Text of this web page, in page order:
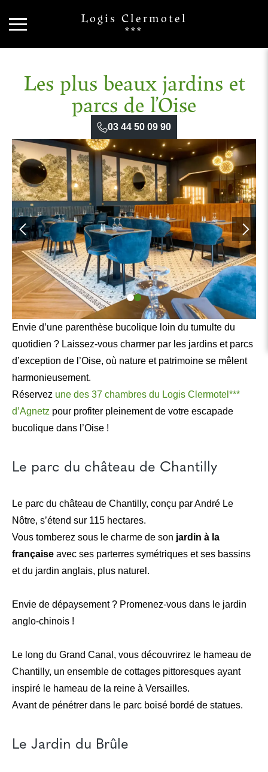
Logis Clermotel
***
Les plus beaux jardins et
parcs de l’Oise
03 44 50 09 90
Envie d’une parenthèse bucolique loin du tumulte du
quotidien ? Laissez-vous charmer par les jardins et parcs
d’exception de l’Oise, où nature et patrimoine se mêlent
harmonieusement.
Réservez une des 37 chambres du Logis Clermotel***
d’Agnetz pour profiter pleinement de votre escapade
bucolique dans l’Oise !
Le parc du château de Chantilly
Le parc du château de Chantilly, conçu par André Le
Nôtre, s’étend sur 115 hectares.
Vous tomberez sous le charme de son jardin à la
française avec ses parterres symétriques et ses bassins
et du jardin anglais, plus naturel.
Envie de dépaysement ? Promenez-vous dans le jardin
anglo-chinois !
Le long du Grand Canal, vous découvrirez le hameau de
Chantilly, un ensemble de cottages pittoresques ayant
inspiré le hameau de la reine à Versailles.
Avant de pénétrer dans le parc boisé bordé de statues.
Le Jardin du Brûle